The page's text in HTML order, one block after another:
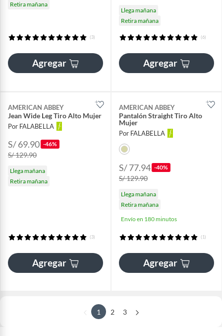
Retira mañana
(3)
Agregar
Llega mañana
Retira mañana
(6)
Agregar
AMERICAN ABBEY
Jean Wide Leg Tiro Alto Mujer
Por FALABELLA
S/ 69.90 -46%
S/ 129.90
Llega mañana
Retira mañana
(3)
Agregar
AMERICAN ABBEY
Pantalón Straight Tiro Alto
Mujer
Por FALABELLA
S/ 77.94 -40%
S/ 129.90
Llega mañana
Retira mañana
Envío en 180 minutos
(1)
Agregar
1 2 3